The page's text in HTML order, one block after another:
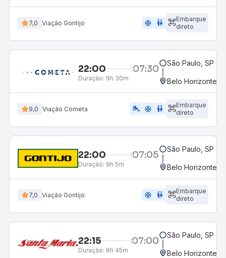
7,0 Viação Gontijo ac_unit wc
Embarque
direto
22:00 07:30
Duração: 9h 30m
São Paulo, SP -
Belo Horizonte,
9,0 Viação Cometa airline_seat_legroom_extra ac_unit WC
Embarque
direto
22:00 07:05
Duração: 9h 5m
São Paulo, SP -
Belo Horizonte,
7,0 Viação Gontijo ac_unit wc
Embarque
direto
22:15 07:00
Duração: 8h 45m
São Paulo, SP -
Belo Horizonte,